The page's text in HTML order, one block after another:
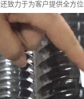
致力于为客户提供全方位